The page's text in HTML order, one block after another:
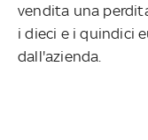
vendita una
i dieci e i quindici
dall'azienda.